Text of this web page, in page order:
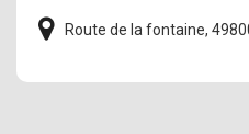
Route de la fontaine,